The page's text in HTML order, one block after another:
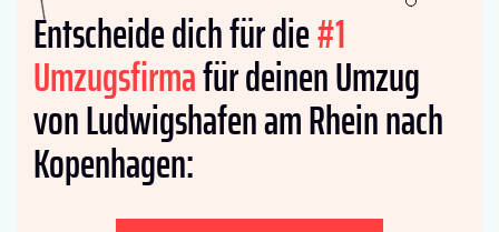
Entscheide dich für die#1
Umzugsfirmafür deinen Umzug
von Ludwigshafen am Rhein nach
Kopenhagen: